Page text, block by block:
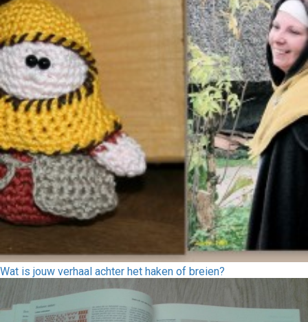
Wat is jouw verhaal achter het haken of breien?